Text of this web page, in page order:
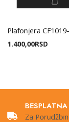
Plafonjera
1.400,00RSD
Za